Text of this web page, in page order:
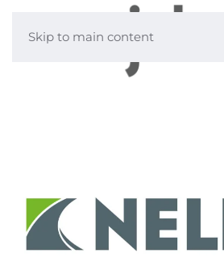
Skip to main content